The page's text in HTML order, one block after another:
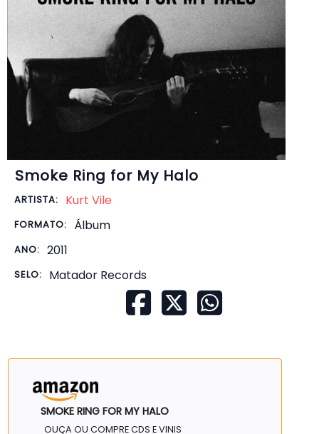
Smoke Ring for My Halo
ARTISTA: Kurt Vile
FORMATO: Álbum
ANO: 2011
SELO: Matador Records
SMOKE RING FOR MY HALO
OUÇA OU COMPRE CDS E VINIS